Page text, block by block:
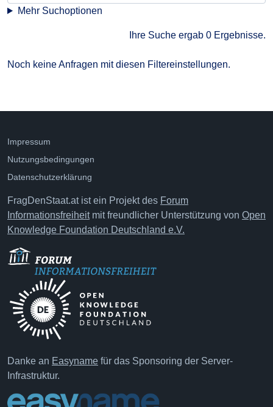
Mehr Suchoptionen
Ihre Suche ergab 0 Ergebnisse.
Noch keine Anfragen mit diesen Filtereinstellungen.
Impressum
Nutzungsbedingungen
Datenschutzerklärung
FragDenStaat.at ist ein Projekt des Forum
Informationsfreiheitmit freundlicher Unterstützung von Open
Knowledge Foundation Deutschland e.V.
Danke an Easyname für das Sponsoring der Server-
Infrastruktur.